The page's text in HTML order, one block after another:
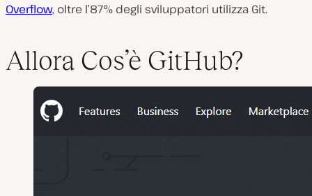
Overflow, oltre l’87% degli sviluppatori utilizza Git.
Allora Cos’è GitHub?